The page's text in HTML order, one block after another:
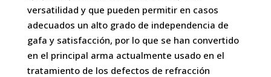
versatilidad y que pueden permitir en casos
adecuados un alto grado de independencia de
gafa y satisfacción, por lo que se han convertido
en el principal arma actualmente usado en el
tratamiento de los defectos de refracción